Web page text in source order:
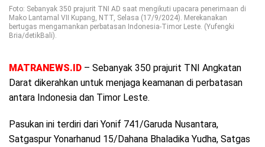
Foto: Sebanyak 350 prajurit TNI AD saat mengikuti upacara penerimaan di
Mako Lantamal VII Kupang, NTT, Selasa (17/9/2024). Merekanakan
bertugas mengamankan perbatasan Indonesia-Timor Leste. (Yufengki
Bria/detikBali).
MATRANEWS.ID – Sebanyak 350 prajurit TNI Angkatan
Darat dikerahkan untuk menjaga keamanan di perbatasan
antara Indonesia dan Timor Leste.
Pasukan ini terdiri dari Yonif 741/Garuda Nusantara,
Satgaspur Yonarhanud 15/Dahana Bhaladika Yudha, Satgas